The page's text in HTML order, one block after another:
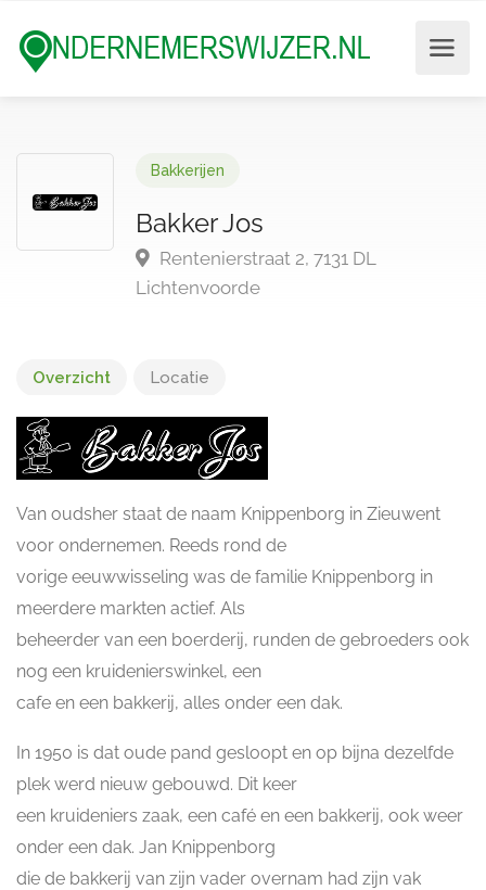
Bakkerijen
Bakker Jos
Rentenierstraat 2, 7131 DL
Lichtenvoorde
Overzicht Locatie
Van oudsher staat de naam Knippenborg in Zieuwent
voor ondernemen. Reeds rond de
vorige eeuwwisseling was de familie Knippenborg in
meerdere markten actief. Als
beheerder van een boerderij, runden de gebroeders ook
nog een kruidenierswinkel, een
cafe en een bakkerij, alles onder een dak.
In 1950 is dat oude pand gesloopt en op bijna dezelfde
plek werd nieuw gebouwd. Dit keer
een kruideniers zaak, een café en een bakkerij, ook weer
onder een dak. Jan Knippenborg
die de bakkerij van zijn vader overnam had zijn vak